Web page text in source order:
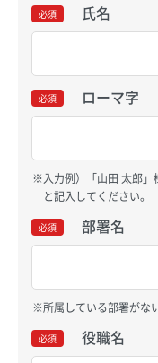
必須 氏名
必須 ローマ字
入力例）「山田 太郎」
と記入してください。
必須 部署名
所属している部署がな
必須 役職名